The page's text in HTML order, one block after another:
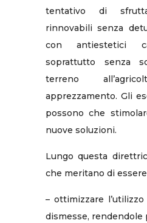
tentativo di
rinnovabili senza
con antiestetici
soprattutto senza
terreno
apprezzamento. Gli
possono che
nuove soluzioni.
Lungo questa
che meritano di
– ottimizzare
dismesse, rendendole